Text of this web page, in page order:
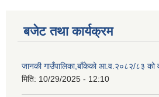
बजेट तथा कार्यक्रम
जानकी गाउँपालिका,बाँकेको आ.व.२०८२/८३ को
मिति: 10/29/2025 - 12:10